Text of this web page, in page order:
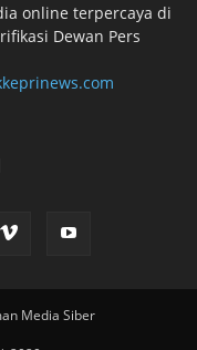
online terpercaya di
Dewan Pers
Media Siber